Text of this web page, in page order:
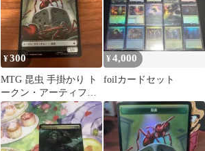
¥300
MTG 昆虫 手掛かり ト
ークン・アーティファ
クト フォイル
¥4,000
foilカードセット